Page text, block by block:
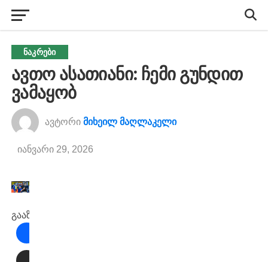
ᲜᲐᲙᲠᲔᲑᲘ
ავთო ასათიანი: ჩემი გუნდით
ვამაყობ
ავტორი მიხეილ მაღლაკელი
იანვარი 29, 2026
გააზიარეთ